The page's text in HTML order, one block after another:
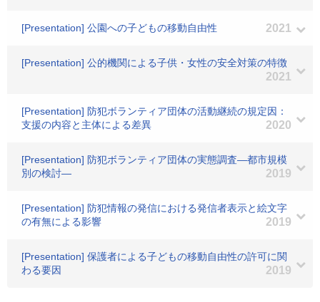
[Presentation] 公園への子どもの移動自由性 2021
[Presentation] 公的機関による子供・女性の安全対策の特徴
2021
[Presentation] 防犯ボランティア団体の活動継続の規定因：
支援の内容と主体による差異
2020
[Presentation] 防犯ボランティア団体の実態調査―都市規模
別の検討―
2019
[Presentation] 防犯情報の発信における発信者表示と絵文字
の有無による影響
2019
[Presentation] 保護者による子どもの移動自由性の許可に関
わる要因
2019